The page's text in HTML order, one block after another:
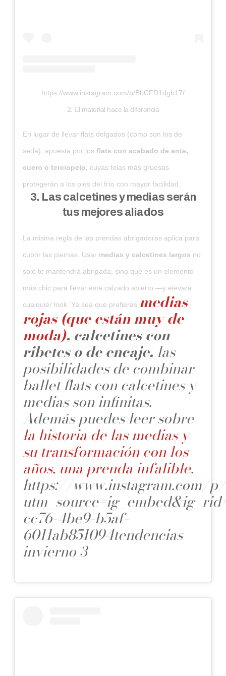
https://www.instagram.com/p/BbCFD1dgb17/
2. El material hace la diferencia
En lugar de llevar flats delgados (como son los de
seda), apuesta por los flats con acabado de ante,
cuero o terciopelo, cuyas telas más gruesas
protegerán a los pies del frío con mayor facilidad.
3. Las calcetines y medias serán
tus mejores aliados
La misma regla de las prendas abrigadoras aplica para
cubrir las piernas. Usar medias y calcetines largos no
solo te mantendrá abrigada, sino que es un elemento
más chic para llevar este calzado abierto —y elevará
cualquier look. Ya sea que prefieras medias
rojas (que están muy de
moda), calcetines con
ribetes o de encaje, las
posibilidades de combinar
ballet flats con calcetines y
medias son infinitas.
Además puedes leer sobre
la historia de las medias y
su transformación con los
años, una prenda infalible.
https://www.instagram.com/
cc76-4be9-b5af-
6011ab851094tendencias
invierno 3